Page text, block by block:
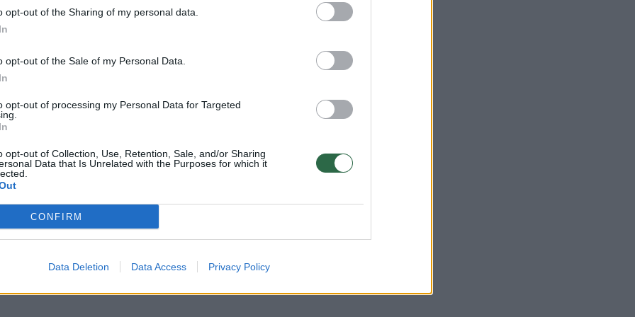
opt-out of the Sharing of my personal data.
opt-out of the Sale of my Personal Data.
opt-out of processing my Personal Data for Targeted
opt-out of Collection, Use, Retention, Sale, and/or Sharing
Data that Is Unrelated with the Purposes for which it
CONFIRM
Data Deletion Data Access Privacy Policy
mūsų pagerbimo ženklas“
Mėsainių mėgėjus kviečia nepražiopsoti
paruošimo būdą